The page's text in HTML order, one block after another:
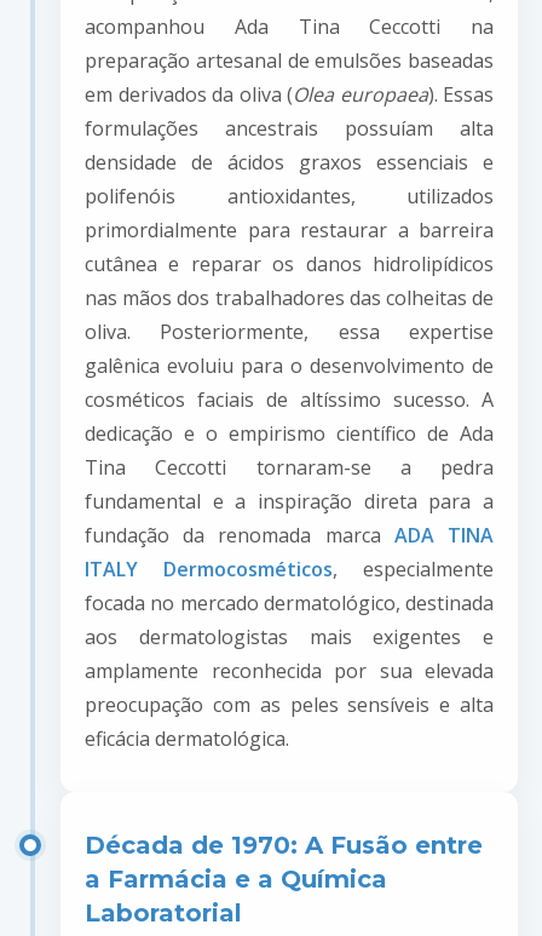
acompanhou Ada Tina Ceccotti na
preparação artesanal de emulsões baseadas
em derivados da oliva (Olea europaea). Essas
formulações ancestrais possuíam alta
densidade de ácidos graxos essenciais e
polifenóis antioxidantes, utilizados
primordialmente para restaurar a barreira
cutânea e reparar os danos hidrolipídicos
nas mãos dos trabalhadores das colheitas de
oliva. Posteriormente, essa expertise
galênica evoluiu para o desenvolvimento de
cosméticos faciais de altíssimo sucesso. A
dedicação e o empirismo científico de Ada
Tina Ceccotti tornaram-se a pedra
fundamental e a inspiração direta para a
fundação da renomada marca ADA TINA
ITALY Dermocosméticos, especialmente
focada no mercado dermatológico, destinada
aos dermatologistas mais exigentes e
amplamente reconhecida por sua elevada
preocupação com as peles sensíveis e alta
eficácia dermatológica.
Década de 1970: A Fusão entre
a Farmácia e a Química
Laboratorial